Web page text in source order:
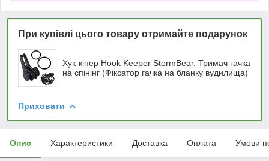
При купівлі цього товару отримайте подарунок
Хук-кіпер Hook Keeper StormBear. Тримач гачка
на спінінг (Фіксатор гачка на бланку вудилища)
Приховати
Опис Характеристики Доставка Оплата Умови